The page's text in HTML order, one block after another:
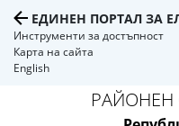
ЕДИНЕН ПОРТАЛ ЗА
Инструменти за достъпност
Карта на сайта
English